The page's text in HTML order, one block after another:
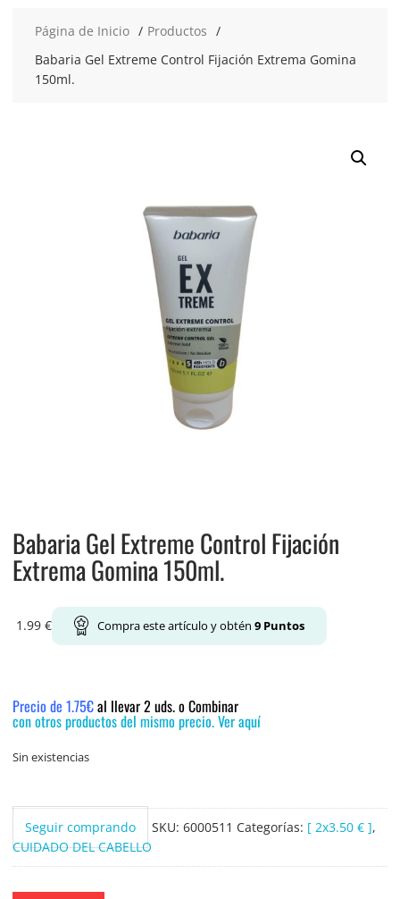
Página de Inicio
Productos
Babaria Gel Extreme Control Fijación Extrema Gomina
150ml.
Babaria Gel Extreme Control Fijación
Extrema Gomina 150ml.
1.99 € Compra este artículo y obtén 9Puntos
Precio de 1.75€al llevar 2 uds. o Combinar
con otros productos del mismo precio. Ver aquí
Sin existencias
Seguir comprando SKU: 6000511 Categorías: [ 2x3.50 € ],
CUIDADO DEL CABELLO